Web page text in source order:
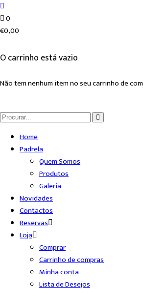
0
€0,00
O carrinho está vazio
Não tem nenhum item no seu carrinho de
Home
Padrela
Quem Somos
Produtos
Galeria
Novidades
Contactos
Reservas
Loja
Comprar
Carrinho de compras
Minha conta
Lista de Desejos